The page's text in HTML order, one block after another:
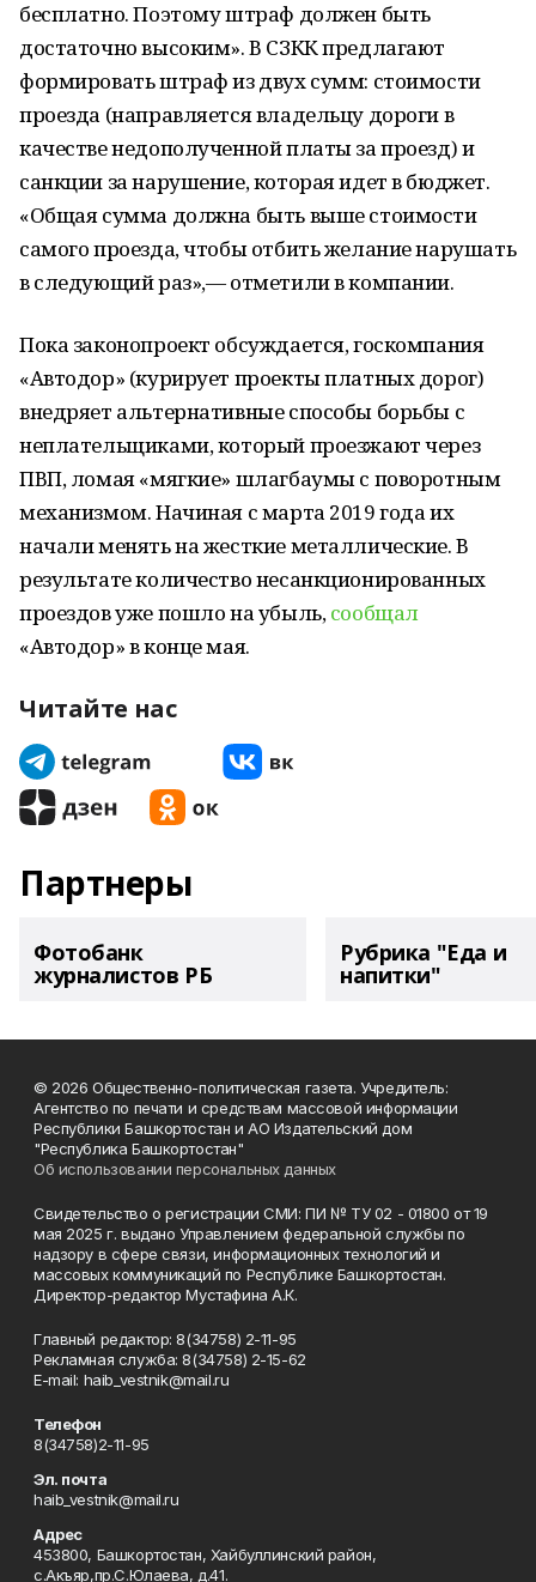
бесплатно. Поэтому штраф должен быть
достаточно высоким». В СЗКК предлагают
формировать штраф из двух сумм: стоимости
проезда (направляется владельцу дороги в
качестве недополученной платы за проезд) и
санкции за нарушение, которая идет в бюджет.
«Общая сумма должна быть выше стоимости
самого проезда, чтобы отбить желание нарушать
в следующий раз»,— отметили в компании.
Пока законопроект обсуждается, госкомпания
«Автодор» (курирует проекты платных дорог)
внедряет альтернативные способы борьбы с
неплательщиками, который проезжают через
ПВП, ломая «мягкие» шлагбаумы с поворотным
механизмом. Начиная с марта 2019 года их
начали менять на жесткие металлические. В
результате количество несанкционированных
проездов уже пошло на убыль,сообщал
«Автодор» в конце мая.
Читайте нас
Партнеры
Фотобанк
журналистов РБ
Рубрика "Еда и
напитки"
© 2026 Общественно-политическая газета. Учредитель:
Агентство по печати и средствам массовой информации
Республики Башкортостан и АО Издательский дом
"Республика Башкортостан"
Об использовании персональных данных
Свидетельство о регистрации СМИ: ПИ № ТУ 02 - 01800 от 19
мая 2025 г. выдано Управлением федеральной службы по
надзору в сфере связи, информационных технологий и
массовых коммуникаций по Республике Башкортостан.
Директор-редактор Мустафина А.К.
Главный редактор: 8(34758) 2-11-95
Рекламная служба: 8(34758) 2-15-62
Е-mаil: haib_vestnik@mail.ru
Телефон
8(34758)2-11-95
Эл. почта
haib_vestnik@mail.ru
Адрес
453800, Башкортостан, Хайбуллинский район,
с.Акъяр,пр.С.Юлаева, д.41.